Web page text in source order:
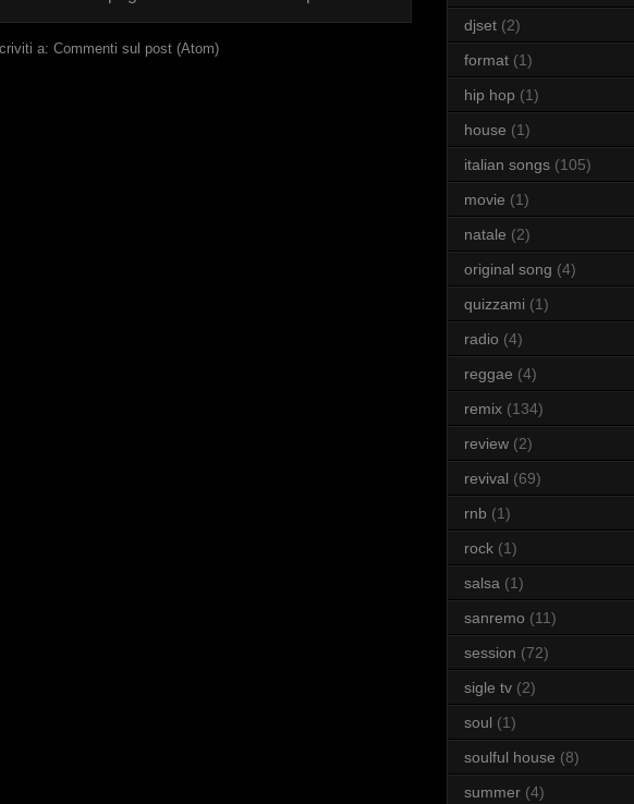
a: Commenti sul post (Atom)
djset (2)
format (1)
hip hop (1)
house (1)
italian songs (105)
movie (1)
natale (2)
original song (4)
quizzami (1)
radio (4)
reggae (4)
remix (134)
review (2)
revival (69)
rnb (1)
rock (1)
salsa (1)
sanremo (11)
session (72)
sigle tv (2)
soul (1)
soulful house (8)
summer (4)